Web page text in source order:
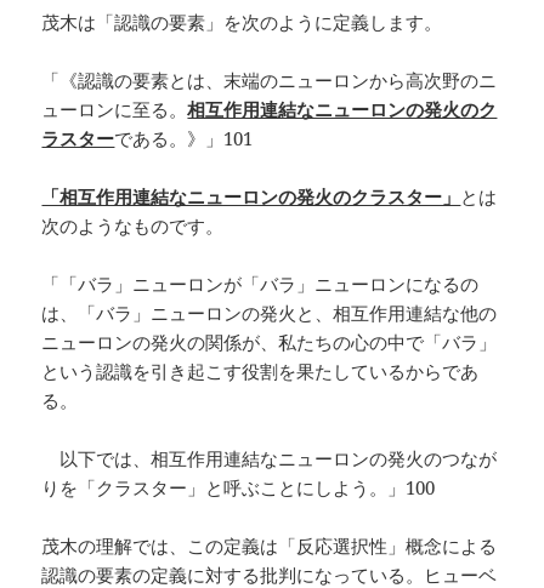
茂木は「認識の要素」を次のように定義します。
「《認識の要素とは、末端のニューロンから高次野のニ
ューロンに至る。相互作用連結なニューロンの発火のク
ラスターである。》」101
「相互作用連結なニューロンの発火のクラスター」 とは
次のようなものです。
「「バラ」ニューロンが「バラ」ニューロンになるの
は、「バラ」ニューロンの発火と、相互作用連結な他の
ニューロンの発火の関係が、私たちの心の中で「バラ」
という認識を引き起こす役割を果たしているからであ
る。
以下では、相互作用連結なニューロンの発火のつなが
りを「クラスター」と呼ぶことにしよう。」100
茂木の理解では、この定義は「反応選択性」概念による
認識の要素の定義に対する批判になっている。ヒューベ